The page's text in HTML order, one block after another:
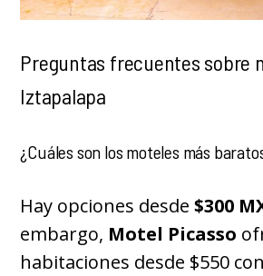
Preguntas frecuentes sobre
Iztapalapa
¿Cuáles son los moteles más
Hay opciones desde$300
embargo, Motel Picasso
habitaciones desde $550